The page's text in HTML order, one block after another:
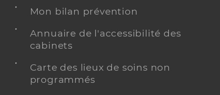
Mon bilan prévention
Annuaire de l'accessibilité des
cabinets
Carte des lieux de soins non
programmés